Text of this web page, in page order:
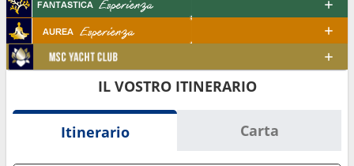
IL VOSTRO ITINERARIO
Itinerario Carta